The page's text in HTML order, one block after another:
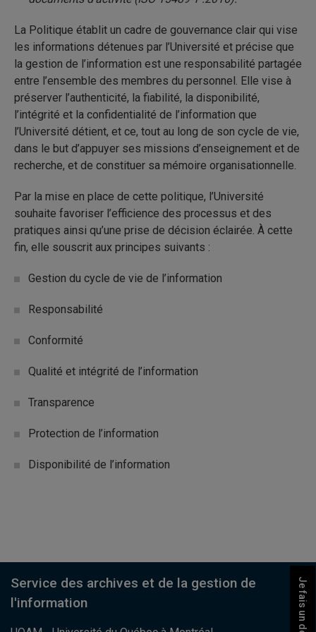
La Politique établit un cadre de gouvernance clair qui vise
les informations détenues par l’Université et précise que
la gestion de l’information est une responsabilité partagée
entre l’ensemble des membres du personnel. Elle vise à
préserver l’authenticité, la fiabilité, la disponibilité,
l’intégrité et la confidentialité de l’information que
l’Université détient, et ce, tout au long de son cycle de vie,
dans le but d’appuyer ses missions d’enseignement et de
recherche, et de constituer sa mémoire organisationnelle.
Par la mise en place de cette politique, l’Université
souhaite favoriser l’efficience des processus et des
pratiques ainsi qu’une prise de décision éclairée. À cette
fin, elle souscrit aux principes suivants :
Gestion du cycle de vie de l’information
Responsabilité
Conformité
Qualité et intégrité de l’information
Transparence
Protection de l’information
Disponibilité de l’information
Je fais un don
Service des archives et de la gestion de
l'information